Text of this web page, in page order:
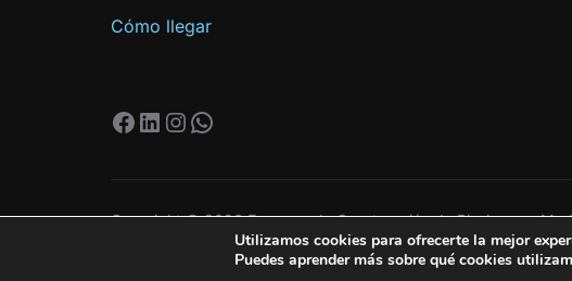
Cómo llegar
Facebook
LinkedIn
Instagram
WhatsApp
Copyright © 2026 Empresa de Construcción de Piscinas en
Política de Privacidad
Utilizamos cookies para ofrecerte la mejor
Puedes aprender más sobre qué cookies